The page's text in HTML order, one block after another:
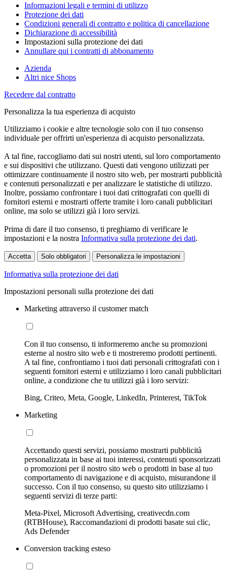
Informazioni legali e termini di utilizzo
Protezione dei dati
Condizioni generali di contratto e politica di cancellazione
Dichiarazione di accessibilità
Impostazioni sulla protezione dei dati
Annullare qui i contratti di abbonamento
Azienda
Altri nice Shops
Recedere dal contratto
Personalizza la tua esperienza di acquisto
Utilizziamo i cookie e altre tecnologie solo con il tuo consenso
individuale per offrirti un'esperienza di acquisto personalizzata.
A tal fine, raccogliamo dati sui nostri utenti, sul loro comportamento
e sui dispositivi che utilizzano. Questi dati vengono utilizzati per
ottimizzare continuamente il nostro sito web, per mostrarti pubblicità
e contenuti personalizzati e per analizzare le statistiche di utilizzo.
Inoltre, possiamo confrontare i tuoi dati crittografati con quelli di
fornitori esterni e mostrarti offerte tramite i loro canali pubblicitari
online, ma solo se utilizzi già i loro servizi.
Prima di dare il tuo consenso, ti preghiamo di verificare le
impostazioni e la nostra Informativa sulla protezione dei dati.
Accetta Solo obbligatori Personalizza le impostazioni
Informativa sulla protezione dei dati
Impostazioni personali sulla protezione dei dati
Marketing attraverso il customer match
Con il tuo consenso, ti informeremo anche su promozioni
esterne al nostro sito web e ti mostreremo prodotti pertinenti.
A tal fine, confrontiamo i tuoi dati personali crittografati con i
seguenti fornitori esterni e utilizziamo i loro canali pubblicitari
online, a condizione che tu utilizzi già i loro servizi:
Bing, Criteo, Meta, Google, LinkedIn, Printerest, TikTok
Marketing
Accettando questi servizi, possiamo mostrarti pubblicità
personalizzata in base ai tuoi interessi, contenuti sponsorizzati
o promozioni per il nostro sito web o prodotti in base al tuo
comportamento di navigazione e di acquisto, misurandone il
successo. Con il tuo consenso, su questo sito utilizziamo i
seguenti servizi di terze parti:
Meta-Pixel, Microsoft Advertising, creativecdn.com
(RTBHouse), Raccomandazioni di prodotti basate sui clic,
Ads Defender
Conversion tracking esteso